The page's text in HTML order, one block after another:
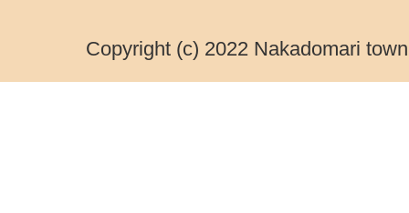
Copyright (c) 2022 Nakadomari